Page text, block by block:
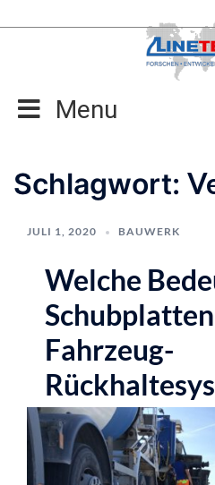
Inhalt
Menu
Schlagwort:
JULI 1, 2020 BAUWERK
Welche
Fahrzeug-